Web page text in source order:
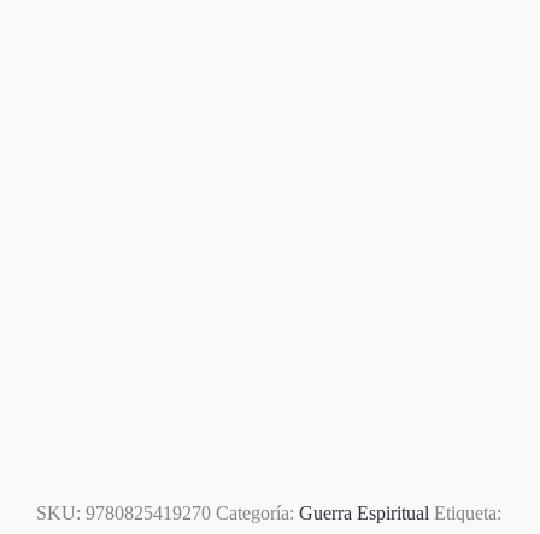
SKU: 9780825419270 Categoría: Guerra Espiritual Etiqueta: